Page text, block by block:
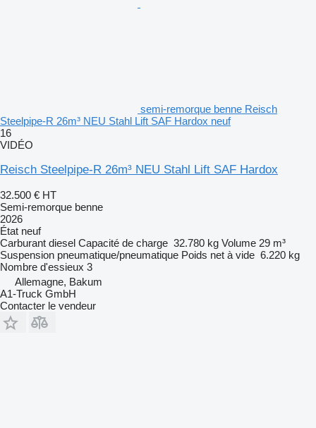
semi-remorque benne Reisch
Steelpipe-R 26m³ NEU Stahl Lift SAF Hardox neuf
16
VIDÉO
Reisch Steelpipe-R 26m³ NEU Stahl Lift SAF Hardox
32.500 € HT
Semi-remorque benne
2026
État neuf
Carburant diesel Capacité de charge 32.780 kg Volume 29 m³
Suspension pneumatique/pneumatique Poids net à vide 6.220 kg
Nombre d'essieux 3
Allemagne, Bakum
A1-Truck GmbH
Contacter le vendeur